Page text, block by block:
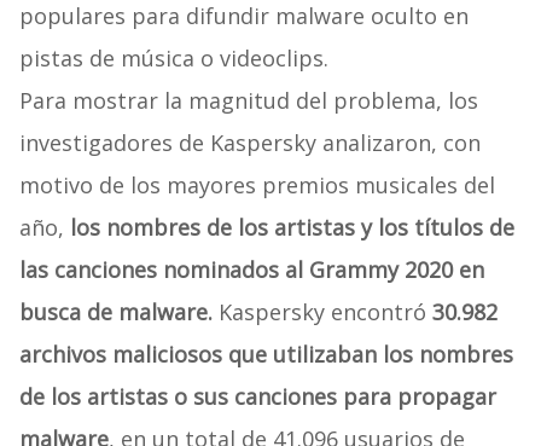
populares para difundir malware oculto en
pistas de música o videoclips.
Para mostrar la magnitud del problema, los
investigadores de Kaspersky analizaron, con
motivo de los mayores premios musicales del
año, los nombres de los artistas y los títulos de
las canciones nominados al Grammy 2020 en
busca de malware. Kaspersky encontró 30.982
archivos maliciosos que utilizaban los nombres
de los artistas o sus canciones para propagar
malware, en un total de 41.096 usuarios de